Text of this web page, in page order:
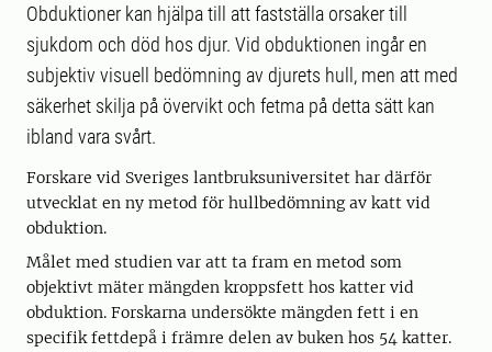
Obduktioner kan hjälpa till att fastställa orsaker till
sjukdom och död hos djur. Vid obduktionen ingår en
subjektiv visuell bedömning av djurets hull, men att med
säkerhet skilja på övervikt och fetma på detta sätt kan
ibland vara svårt.
Forskare vid Sveriges lantbruksuniversitet har därför
utvecklat en ny metod för hullbedömning av katt vid
obduktion.
Målet med studien var att ta fram en metod som
objektivt mäter mängden kroppsfett hos katter vid
obduktion. Forskarna undersökte mängden fett i en
specifik fettdepå i främre delen av buken hos 54 katter.